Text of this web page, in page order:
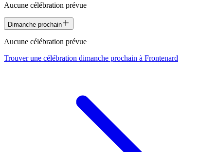
Aucune célébration prévue
Dimanche prochain
Aucune célébration prévue
Trouver une célébration dimanche prochain à Frontenard